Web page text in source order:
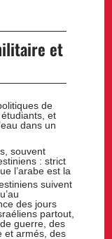
et
de
et
dans un
souvent
: strict
l’arabe est la
suivent
des jours
partout,
guerre, des
et armés, des